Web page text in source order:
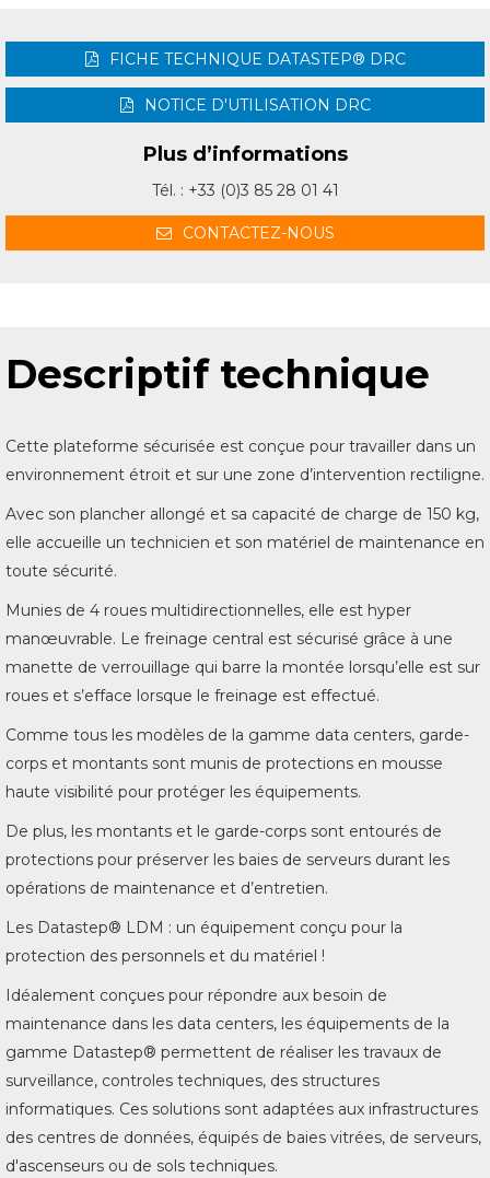
FICHE TECHNIQUE DATASTEP® DRC
NOTICE D'UTILISATION DRC
Plus d’informations
Tél. : +33 (0)3 85 28 01 41
CONTACTEZ-NOUS
Descriptif technique
Cette plateforme sécurisée est conçue pour travailler dans un
environnement étroit et sur une zone d’intervention rectiligne.
Avec son plancher allongé et sa capacité de charge de 150 kg,
elle accueille un technicien et son matériel de maintenance en
toute sécurité.
Munies de 4 roues multidirectionnelles, elle est hyper
manœuvrable. Le freinage central est sécurisé grâce à une
manette de verrouillage qui barre la montée lorsqu’elle est sur
roues et s’efface lorsque le freinage est effectué.
Comme tous les modèles de la gamme data centers, garde-
corps et montants sont munis de protections en mousse
haute visibilité pour protéger les équipements.
De plus, les montants et le garde-corps sont entourés de
protections pour préserver les baies de serveurs durant les
opérations de maintenance et d’entretien.
Les Datastep® LDM : un équipement conçu pour la
protection des personnels et du matériel !
Idéalement conçues pour répondre aux besoin de
maintenance dans les data centers, les équipements de la
gamme Datastep® permettent de réaliser les travaux de
surveillance, controles techniques, des structures
informatiques. Ces solutions sont adaptées aux infrastructures
des centres de données, équipés de baies vitrées, de serveurs,
d'ascenseurs ou de sols techniques.